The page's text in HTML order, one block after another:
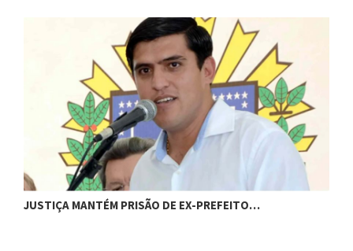
JUSTIÇA MANTÉM PRISÃO DE EX-PREFEITO…